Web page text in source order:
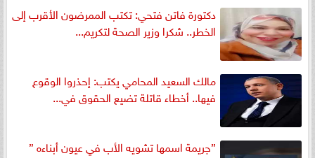
دكتورة فاتن فتحي: تكتب الممرضون الأقرب إلى
الخطر.. شكرا وزير الصحة لتكريم...
مالك السعيد المحامي يكتب: إحذروا الوقوع
فيها.. أخطاء قاتلة تضيع الحقوق في...
”جريمة اسمها تشويه الأب في عيون أبناءه ”